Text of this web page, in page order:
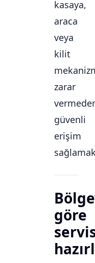
kasaya,
araca
veya
kilit
zarar
güvenli
erişim
göre